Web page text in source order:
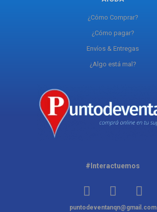
¿Cómo Comprar?
¿Cómo pagar?
Envíos & Entregas
¿Algo está mal?
#Interactuemos
puntodeventanqn@gmail.com